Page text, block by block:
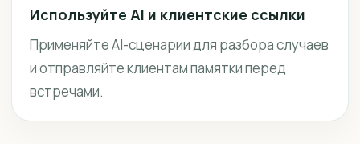
Используйте AI и клиентские ссылки
Применяйте AI-сценарии для разбора случаев
и отправляйте клиентам памятки перед
встречами.